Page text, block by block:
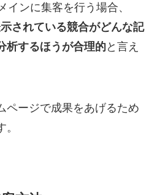
インに集客を行う場合、
されている競合がどんな記
析するほうが合理的と言え
ページで成果をあげるため